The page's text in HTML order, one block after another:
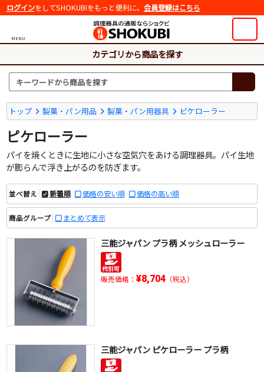
ログインをしてSHOKUBIをもっと便利に。 会員登録はこちら
MENU
カテゴリから商品を探す
トップ 製菓・パン用品 製菓・パン用器具 ピケローラー
ピケローラー
パイを焼くときに生地に小さな空気穴をあける調理器具。パイ生地
が膨らんで浮き上がるのを防ぎます。
並べ替え 新着順 価格の安い順 価格の高い順
商品グループ まとめて表示
三能ジャパン プラ柄 メッシュローラー
販売価格： ¥8,704（税込）
三能ジャパン ピケローラー プラ柄